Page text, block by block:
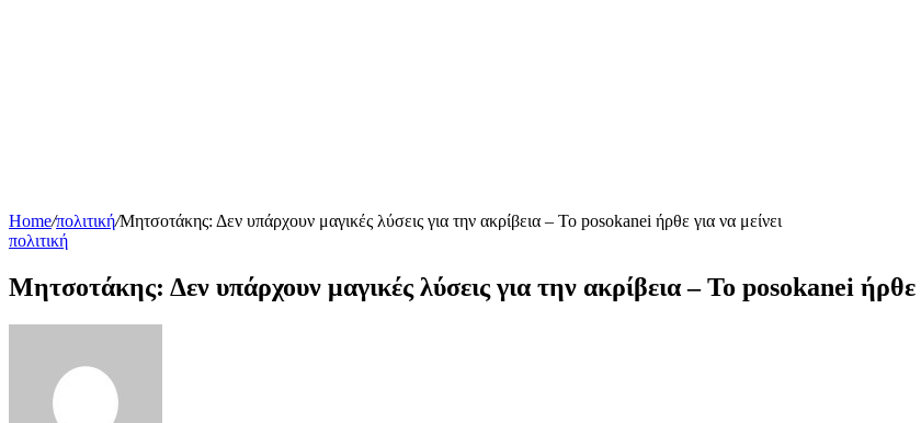
Home/πολιτική/Μητσοτάκης: Δεν υπάρχουν μαγικές λύσεις για την ακρίβεια – Το posokanei ήρθε για να μείνει
πολιτική
Μητσοτάκης: Δεν υπάρχουν μαγικές λύσεις για την ακρίβεια – Το posokanei ήρθε